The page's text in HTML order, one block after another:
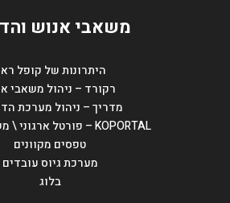
משאבי אנוש
היתרונות של קופל
רקורד – ניהול משאבי
מדריך – ניהול מערכת
KOPORTAL – פורטל ארגוני \ משאבי אנוש
טפסים מקוונים
מערכת גיוס עובדים
בלוג